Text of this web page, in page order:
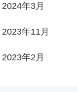
2024年3月
2023年11月
2023年2月